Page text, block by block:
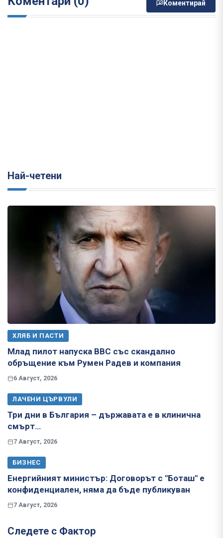
Коментирай
Най-четени
ХЛЯБ И ПАСТИ
Млад пилот напуска ВВС със скандално
обръщение към Румен Радев и компания
6 Август, 2026
ЛАЧЕНИ ЦЪРВУЛИ
Три дни в България – държавата е в клинична
смърт…
7 Август, 2026
БИЗНЕС
Енергийният министър: Договорът с "Боташ" е
конфиденциален, няма да бъде публикуван
7 Август, 2026
Следете с Фактор